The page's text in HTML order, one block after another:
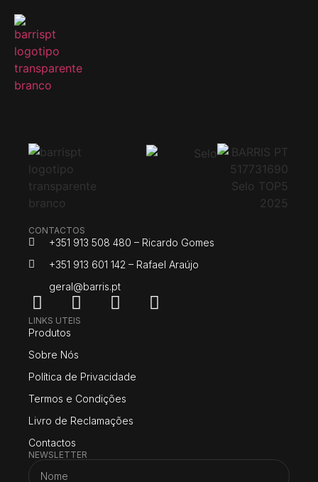
CONTACTOS
+351 913 508 480 – Ricardo Gomes
+351 913 601 142 – Rafael Araújo
geral@barris.pt
LINKS UTEIS
Produtos
Sobre Nós
Política de Privacidade
Termos e Condições
Livro de Reclamações
Contactos
NEWSLETTER